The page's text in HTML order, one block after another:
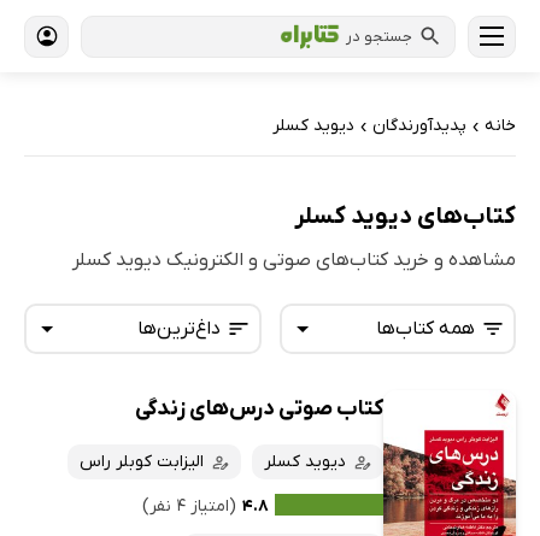
جستجو در
خانه › پدیدآورندگان › دیوید کسلر
کتاب‌های دیوید کسلر
مشاهده و خرید کتاب‌های صوتی و الکترونیک دیوید کسلر
داغ‌ترین‌ها
تازه‌ها
داغ‌ترین‌ها
پرفروش‌ها
همه کتاب‌ها
همه کتاب‌ها
کتاب‌های صوتی
کتاب‌های متنی
کتاب صوتی درس‌های زندگی
دیوید کسلر
الیزابت کوبلر راس
۴.۸ (امتیاز ۴ نفر)